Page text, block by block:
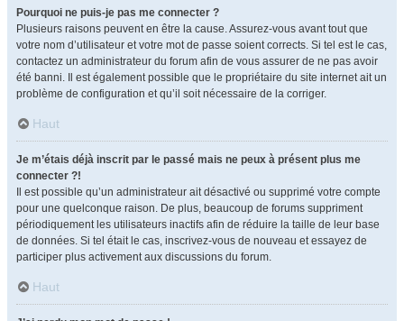
Pourquoi ne puis-je pas me connecter ?
Plusieurs raisons peuvent en être la cause. Assurez-vous avant tout que
votre nom d’utilisateur et votre mot de passe soient corrects. Si tel est le cas,
contactez un administrateur du forum afin de vous assurer de ne pas avoir
été banni. Il est également possible que le propriétaire du site internet ait un
problème de configuration et qu’il soit nécessaire de la corriger.
Haut
Je m’étais déjà inscrit par le passé mais ne peux à présent plus me
connecter ?!
Il est possible qu’un administrateur ait désactivé ou supprimé votre compte
pour une quelconque raison. De plus, beaucoup de forums suppriment
périodiquement les utilisateurs inactifs afin de réduire la taille de leur base
de données. Si tel était le cas, inscrivez-vous de nouveau et essayez de
participer plus activement aux discussions du forum.
Haut